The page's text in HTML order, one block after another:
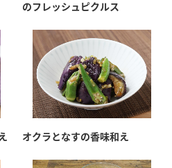
のフレッシュピクルス
オクラとなすの香味和え